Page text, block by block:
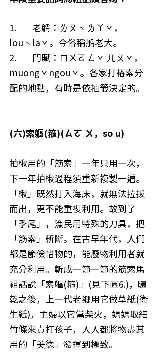
1.        老艄：ㄌㄡˋㄌㄚˇ，
louˋlaˇ。今俗稱船老大。
2.        門賦：ㄇㄨㄛㄥˇ 兀ㄡˇ，
muongˇngouˇ。各家打樁索分
配的地點，有時是依抽籤決定的。
(六)索軀(箍)(ㄙㄛ ㄨ，so u)
拍楸用的「筋索」一年只用一次，
下一年拍楸過程須重新複製一遍。
「楸」既然打入海床，就無法拉拔
而出，更不能重複利用。故到了
「季尾」，漁民用特殊的刀具，把
「筋索」斬斷。在古早年代，人們
都是節儉惜物的，能廢物利用者就
充分利用。斬成一節一節的筋索馬
祖話說「索軀(箍)」(見下圖6.)，曬
乾之後，上一代老鄉用它做草紙(衛
生紙)，主婦以它當柴火，媽媽取細
竹條來責打孩子，人人都將物盡其
用的「美德」發揮到極致。